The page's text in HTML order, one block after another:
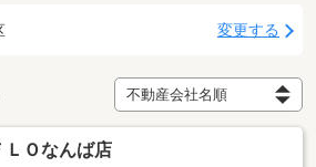
変更する
Ｏなんば店